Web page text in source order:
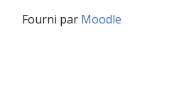
Fourni par Moodle